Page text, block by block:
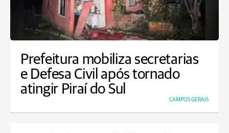
Prefeitura mobiliza secretarias
e Defesa Civil após tornado
atingir Piraí do Sul
CAMPOS GERAIS